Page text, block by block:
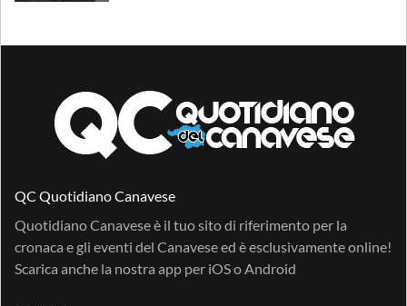
QC Quotidiano Canavese
Quotidiano Canavese è il tuo sito di riferimento per la
cronaca e gli eventi del Canavese ed è esclusivamente online!
Scarica anche la nostra app per iOSoAndroid